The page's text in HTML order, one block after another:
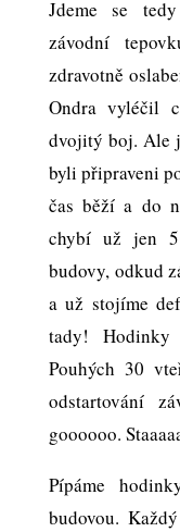
Jdeme se
závodní
zdravotně
Ondra vyléčil
dvojitý boj. Ale
byli připraveni
čas běží a do
chybí už jen
budovy, odkud
a už stojíme
tady! Hodinky
Pouhých 30
odstartování
goooooo.
Pípáme
budovou.